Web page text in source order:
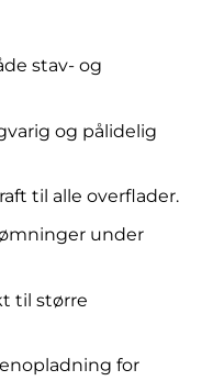
stav- og
og pålidelig
til alle overflader.
under
til større
for